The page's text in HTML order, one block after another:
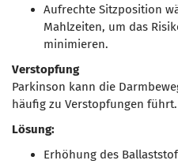
Aufrechte Sitzposition
Mahlzeiten, um das
minimieren.
Verstopfung
Parkinson kann die
häufig zu Verstopfungen führt.
Lösung:
Erhöhung des